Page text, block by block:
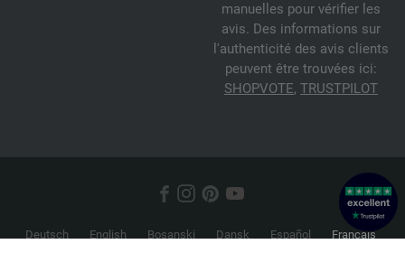
manuelles pour vérifier les
avis. Des informations sur
l'authenticité des avis clients
peuvent être trouvées ici:
SHOPVOTE, TRUSTPILOT
Deutsch English Bosanski Dansk Español
Français